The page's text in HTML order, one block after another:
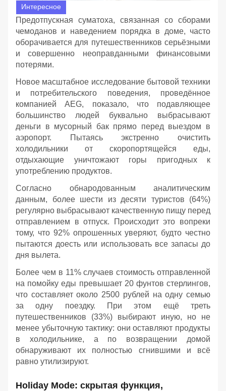
Интересное
Предотпускная суматоха, связанная со сборами
чемоданов и наведением порядка в доме, часто
оборачивается для путешественников серьёзными
и совершенно неоправданными финансовыми
потерями.
Новое масштабное исследование бытовой техники
и потребительского поведения, проведённое
компанией AEG, показало, что подавляющее
большинство людей буквально выбрасывают
деньги в мусорный бак прямо перед выездом в
аэропорт. Пытаясь экстренно очистить
холодильники от скоропортящейся еды,
отдыхающие уничтожают горы пригодных к
употреблению продуктов.
Согласно обнародованным аналитическим
данным, более шести из десяти туристов (64%)
регулярно выбрасывают качественную пищу перед
отправлением в отпуск. Происходит это вопреки
тому, что 92% опрошенных уверяют, будто честно
пытаются доесть или использовать все запасы до
дня вылета.
Более чем в 11% случаев стоимость отправленной
на помойку еды превышает 20 фунтов стерлингов,
что составляет около 2500 рублей на одну семью
за одну поездку. При этом ещё треть
путешественников (33%) выбирают иную, но не
менее убыточную тактику: они оставляют продукты
в холодильнике, а по возвращении домой
обнаруживают их полностью сгнившими и всё
равно утилизируют.
Holiday Mode: скрытая функция,